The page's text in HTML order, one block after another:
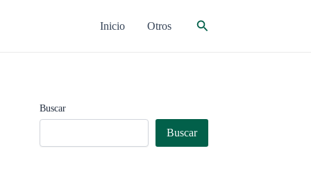
Inicio Otros Buscar
Buscar
Buscar